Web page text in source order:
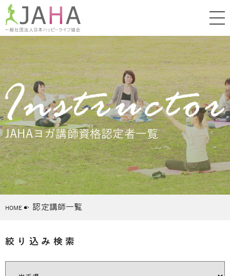
JAHAヨガ講師資格認定者一覧
HOME 認定講師一覧
絞り込み検索